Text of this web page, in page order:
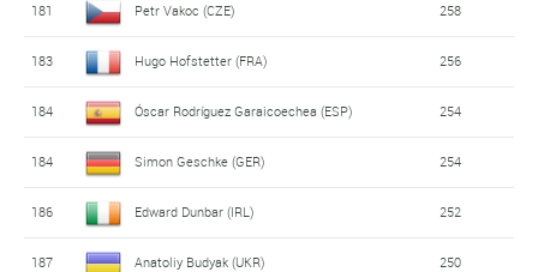
181 Petr Vakoc (CZE) 258
183 Hugo Hofstetter (FRA) 256
184 Óscar Rodríguez Garaicoechea (ESP) 254
184 Simon Geschke (GER) 254
186 Edward Dunbar (IRL) 252
187 Anatoliy Budyak (UKR) 250